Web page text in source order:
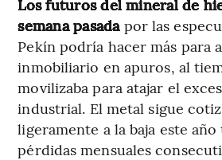
Los futuros del mineral de
semana pasadapor las
Pekín podría hacer más para
inmobiliario en apuros, al
movilizaba para atajar el
industrial. El metal sigue
ligeramente a la baja este
pérdidas mensuales